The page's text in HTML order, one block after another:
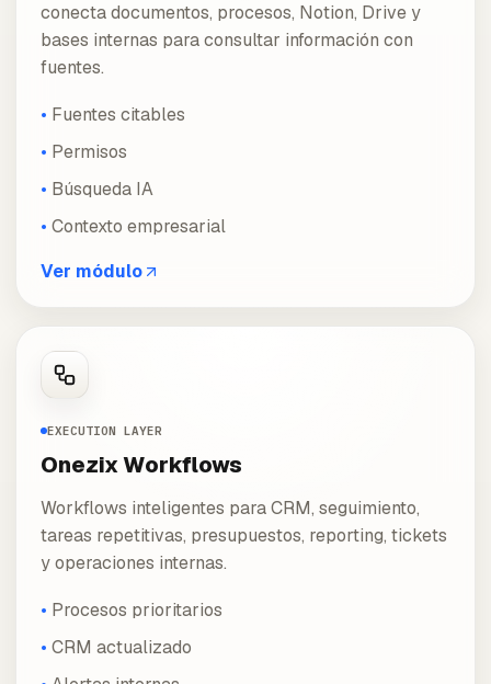
conecta documentos, procesos, Notion, Drive y
bases internas para consultar información con
fuentes.
Fuentes citables
Permisos
Búsqueda IA
Contexto empresarial
Ver módulo
EXECUTION LAYER
Onezix Workflows
Workflows inteligentes para CRM, seguimiento,
tareas repetitivas, presupuestos, reporting, tickets
y operaciones internas.
Procesos prioritarios
CRM actualizado